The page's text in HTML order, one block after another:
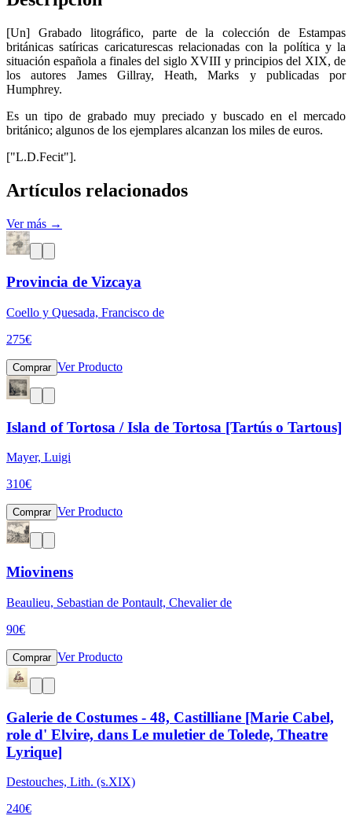
[Un] Grabado litográfico, parte de la colección de Estampas
británicas satíricas caricaturescas relacionadas con la política y la
situación española a finales del siglo XVIII y principios del XIX, de
los autores James Gillray, Heath, Marks y publicadas por
Humphrey.
Es un tipo de grabado muy preciado y buscado en el mercado
británico; algunos de los ejemplares alcanzan los miles de euros.
["L.D.Fecit"].
Artículos relacionados
Ver más →
Provincia de Vizcaya
Coello y Quesada, Francisco de
275€
Comprar Ver Producto
Island of Tortosa / Isla de Tortosa [Tartús o Tartous]
Mayer, Luigi
310€
Comprar Ver Producto
Miovinens
Beaulieu, Sebastian de Pontault, Chevalier de
90€
Comprar Ver Producto
Galerie de Costumes - 48, Castilliane [Marie Cabel,
role d' Elvire, dans Le muletier de Tolede, Theatre
Lyrique]
Destouches, Lith. (s.XIX)
240€